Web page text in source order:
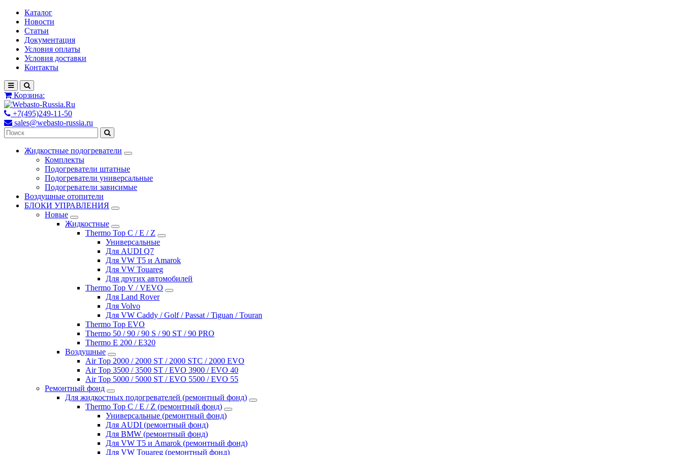
Каталог
Новости
Статьи
Документация
Условия оплаты
Условия доставки
Контакты
Корзина:
+7(495)249-11-50
sales@webasto-russia.ru
Жидкостные подогреватели
Комплекты
Подогреватели штатные
Подогреватели универсальные
Подогреватели зависимые
Воздушные отопители
БЛОКИ УПРАВЛЕНИЯ
Новые
Жидкостные
Thermo Top C / E / Z
Универсальные
Для AUDI Q7
Для VW T5 и Amarok
Для VW Touareg
Для других автомобилей
Thermo Top V / VEVO
Для Land Rover
Для Volvo
Для VW Caddy / Golf / Passat / Tiguan / Touran
Thermo Top EVO
Thermo 50 / 90 / 90 S / 90 ST / 90 PRO
Thermo E 200 / E320
Воздушные
Air Top 2000 / 2000 ST / 2000 STC / 2000 EVO
Air Top 3500 / 3500 ST / EVO 3900 / EVO 40
Air Top 5000 / 5000 ST / EVO 5500 / EVO 55
Ремонтный фонд
Для жидкостных подогревателей (ремонтный фонд)
Thermo Top C / E / Z (ремонтный фонд)
Универсальные (ремонтный фонд)
Для AUDI (ремонтный фонд)
Для BMW (ремонтный фонд)
Для VW T5 и Amarok (ремонтный фонд)
Для VW Touareg (ремонтный фонд)